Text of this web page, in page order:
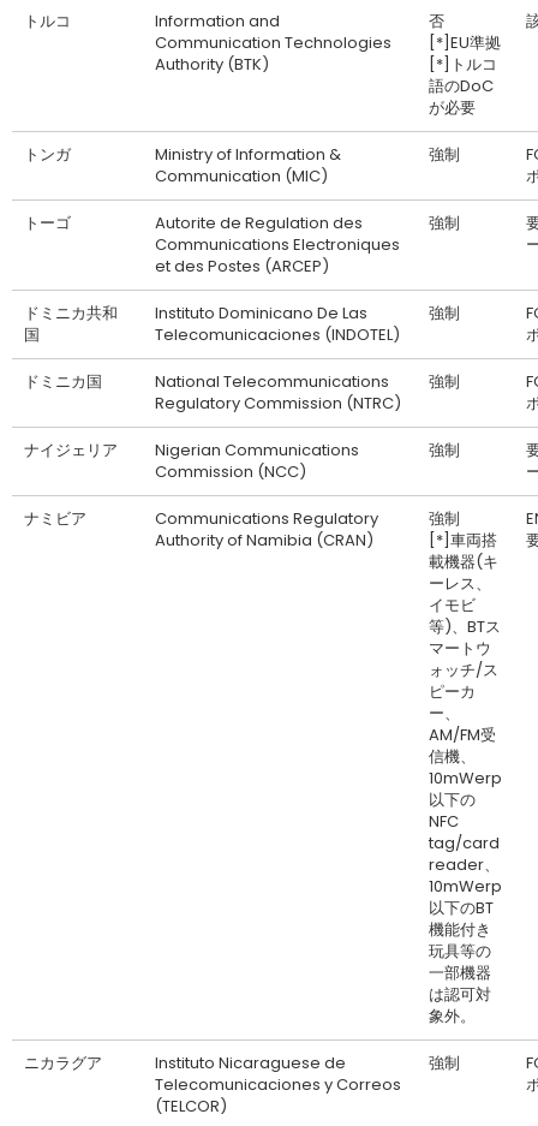
トルコ
Information and
Communication Technologies
Authority (BTK)
否
[*]EU準拠
[*]トルコ
語のDoC
が必要
トンガ
Ministry of Information &
Communication (MIC)
強制
トーゴ
Autorite de Regulation des
Communications Electroniques
et des Postes (ARCEP)
強制
ドミニカ共和
国
Instituto Dominicano De Las
Telecomunicaciones (INDOTEL)
強制
ドミニカ国
National Telecommunications
Regulatory Commission (NTRC)
強制
ナイジェリア
Nigerian Communications
Commission (NCC)
強制
ナミビア
Communications Regulatory
Authority of Namibia (CRAN)
強制
[*]車両搭
載機器(キ
ーレス、
イモビ
等)、BTス
マートウ
ォッチ/ス
ピーカ
ー、
AM/FM受
信機、
10mWerp
以下の
NFC
tag/card
reader、
10mWerp
以下のBT
機能付き
玩具等の
一部機器
は認可対
象外。
ニカラグア
Instituto Nicaraguese de
Telecomunicaciones y Correos
(TELCOR)
強制